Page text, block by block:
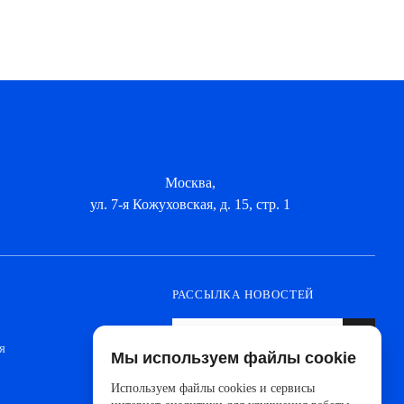
Москва,
ул. 7-я Кожуховская, д. 15, стр. 1
РАССЫЛКА НОВОСТЕЙ
новинок от ведущих производителей и
новостей АйДистрибьют
Мы используем файлы cookie
Используем файлы cookies и сервисы